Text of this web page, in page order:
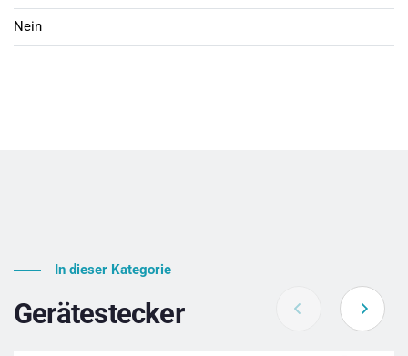
Nein
In dieser Kategorie
Gerätestecker